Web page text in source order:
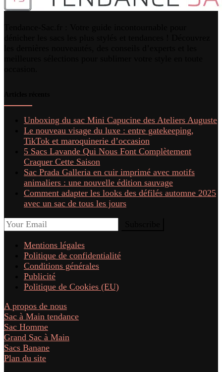
Unboxing du sac Mini Capucine des Ateliers Auguste
Le nouveau visage du luxe : entre gatekeeping,
TikTok et maroquinerie d’occasion
5 Sacs Lavande Qui Nous Font Complètement
Craquer Cette Saison
Sac Prada Galleria en cuir imprimé avec motifs
animaliers : une nouvelle édition sauvage
Comment adapter les looks des défilés automne 2025
avec un sac de tous les jours
Mentions légales
Politique de confidentialité
Conditions générales
Publicité
Politique de Cookies (EU)
A propos de nous
Sac à Main tendance
Sac Homme
Grand Sac à Main
Sacs Banane
Plan du site